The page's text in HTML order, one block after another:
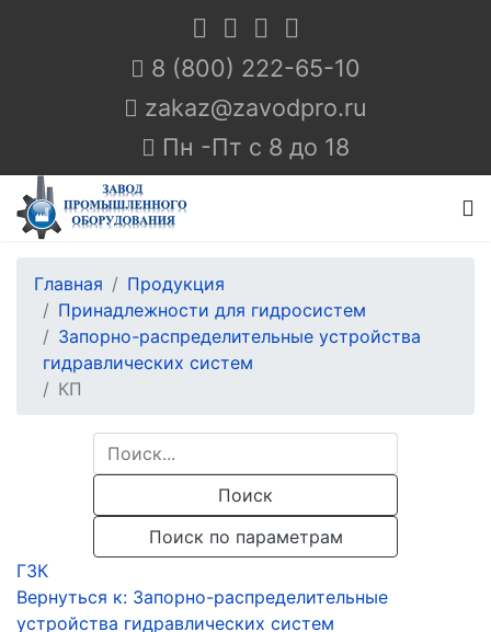
8 (800) 222-65-10
Пн -Пт с 8 до 18
Главная
Продукция
Принадлежности для гидросистем
Запорно-распределительные устройства
гидравлических систем
КП
Поиск
Поиск по параметрам
ГЗК
Вернуться к: Запорно-распределительные
устройства гидравлических систем